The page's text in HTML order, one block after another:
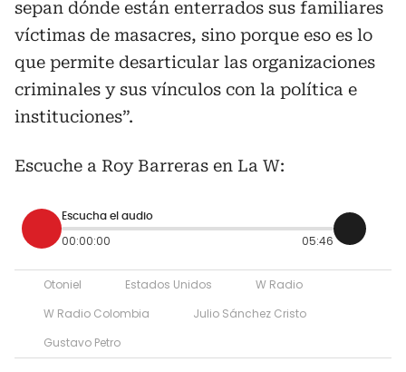
sepan dónde están enterrados sus familiares
víctimas de masacres, sino porque eso es lo
que permite desarticular las organizaciones
criminales y sus vínculos con la política e
instituciones”.
Escuche a Roy Barreras en La W:
Escucha el audio
00:00:00 05:46
Otoniel Estados Unidos
W Radio
W Radio Colombia
Julio Sánchez Cristo
Gustavo Petro